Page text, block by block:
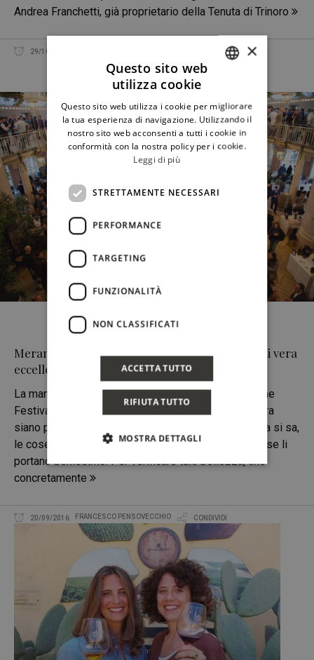
Andrea Franchetti, già proprietario della Tenuta di Trinoro
29/10/2016
Merano Wine Festival, 4-8 Novembre, 25 anni di vera
eccellenza
La manifestazione di Helmuth Köcher, il Merano Wine
Festival, compie a novembre 25 anni. Eppure, sembra
siano passati pochi anni dal primo ed era il 1992. Ma si sa,
le cose belle, quelle che si sanno mostrare, gli anni se li
portano benissimo. Per verificare tale bellezza, che
concretamente
20/09/2016 FRANCESCO PENSOVECCHIO CONDIVIDI
ENGLISH
×
Questo sito web
utilizza cookie
Questo sito web utilizza i cookie per migliorare
la tua esperienza di navigazione. Utilizzando il
nostro sito web acconsenti a tutti i cookie in
conformità con la nostra policy per i cookie.
Leggi di più
STRETTAMENTE NECESSARI
PERFORMANCE
TARGETING
FUNZIONALITÀ
NON CLASSIFICATI
ACCETTA TUTTO
RIFIUTA TUTTO
MOSTRA DETTAGLI